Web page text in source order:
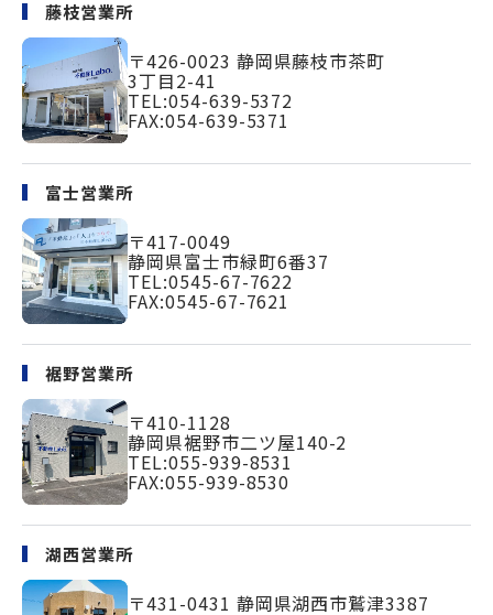
藤枝営業所
〒426-0023 静岡県藤枝市茶町
3丁目2-41
TEL:054-639-5372
FAX:054-639-5371
富士営業所
〒417-0049
静岡県富士市緑町6番37
TEL:0545-67-7622
FAX:0545-67-7621
裾野営業所
〒410-1128
静岡県裾野市二ツ屋140-2
TEL:055-939-8531
FAX:055-939-8530
湖西営業所
〒431-0431 静岡県湖西市鷲津3387